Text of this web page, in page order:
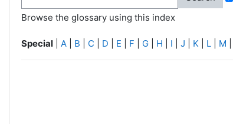
Browse the glossary using this index
Special A B C D E F G H I J K L M